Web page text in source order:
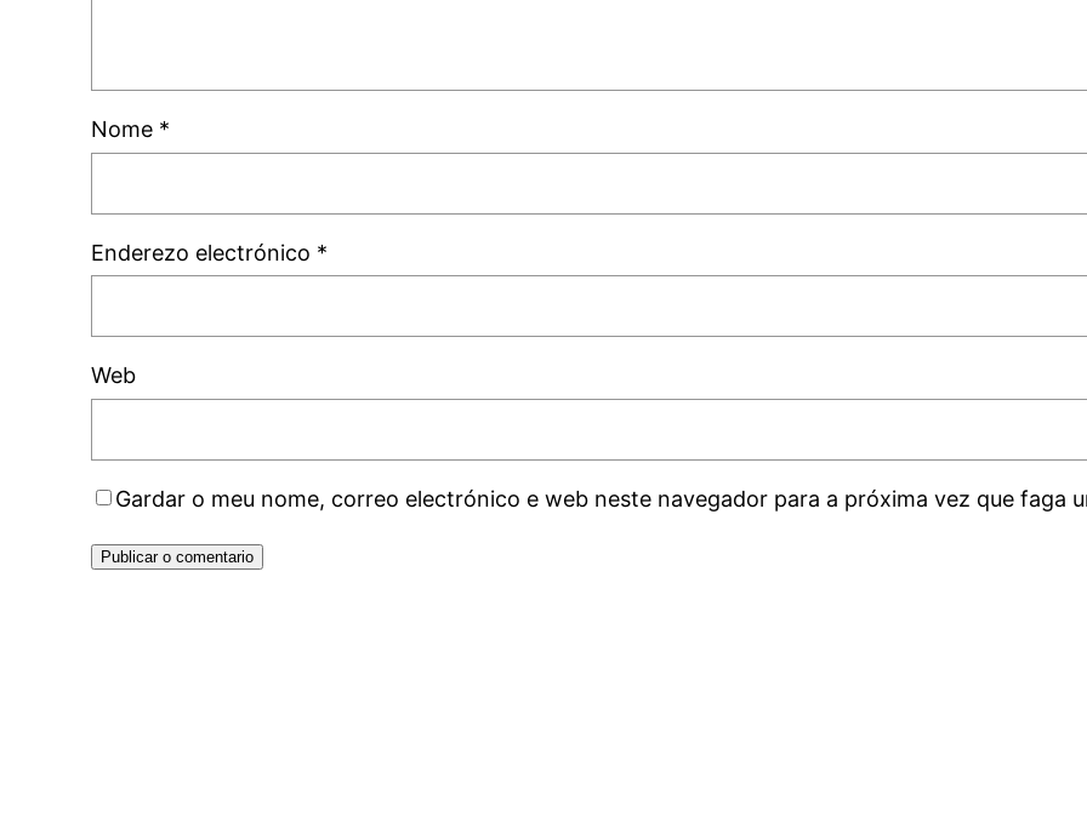
Nome *
Enderezo electrónico *
Web
Gardar o meu nome, correo electrónico e web neste navegador para a próxima vez que faga